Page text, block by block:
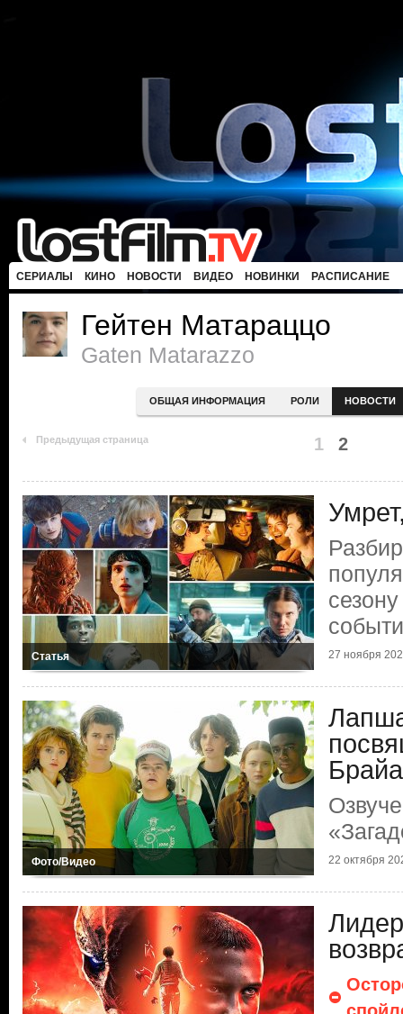
СЕРИАЛЫ КИНО НОВОСТИ ВИДЕО НОВИНКИ РАСПИСАНИЕ
Гейтен Матараццо
Gaten Matarazzo
ОБЩАЯ ИНФОРМАЦИЯ РОЛИ НОВОСТИ
Предыдущая страница 1 2
Статья 27 ноября
Фото/Видео 22 октября